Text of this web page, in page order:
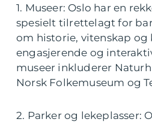
1. Museer: Oslo har en
spesielt tilrettelagt for
om historie, vitenskap og
engasjerende og
museer inkluderer
Norsk Folkemuseum og
2. Parker og lekeplasser: